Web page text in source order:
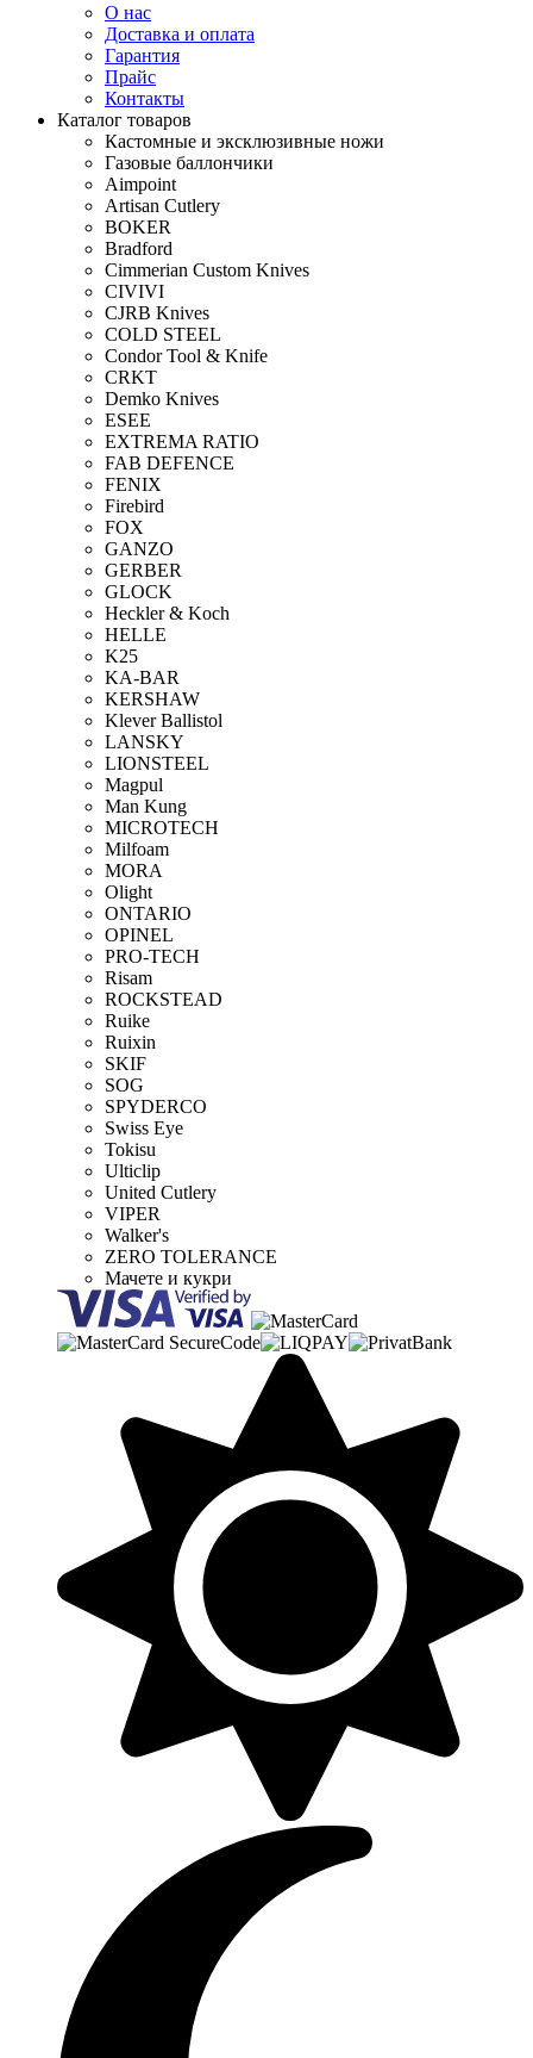
О нас
Доставка и оплата
Гарантия
Прайс
Контакты
Каталог товаров
Кастомные и эксклюзивные ножи
Газовые баллончики
Aimpoint
Artisan Cutlery
BOKER
Bradford
Cimmerian Custom Knives
CIVIVI
CJRB Knives
COLD STEEL
Condor Tool & Knife
CRKT
Demko Knives
ESEE
EXTREMA RATIO
FAB DEFENCE
FENIX
Firebird
FOX
GANZO
GERBER
GLOCK
Heckler & Koch
HELLE
K25
KA-BAR
KERSHAW
Klever Ballistol
LANSKY
LIONSTEEL
Magpul
Man Kung
MICROTECH
Milfoam
MORA
Olight
ONTARIO
OPINEL
PRO-TECH
Risam
ROCKSTEAD
Ruike
Ruixin
SKIF
SOG
SPYDERCO
Swiss Eye
Tokisu
Ulticlip
United Cutlery
VIPER
Walker's
ZERO TOLERANCE
Мачете и кукри